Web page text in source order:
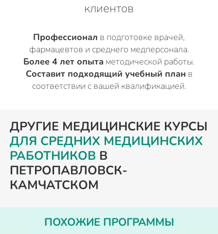
клиентов
Профессионал в подготовке врачей,
фармацевтов и среднего медперсонала.
Более 4 лет опыта методической работы.
Составит подходящий учебный план в
соответствии с вашей квалификацией.
ДРУГИЕ МЕДИЦИНСКИЕ КУРСЫ
ДЛЯ СРЕДНИХ МЕДИЦИНСКИХ
РАБОТНИКОВ В
ПЕТРОПАВЛОВСК-
КАМЧАТСКОМ
ПОХОЖИЕ ПРОГРАММЫ